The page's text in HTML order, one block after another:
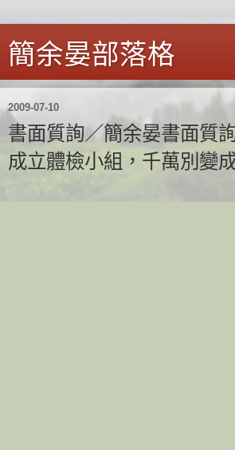
簡余晏部落格
2009-07-10
書面質詢／簡余晏書面質
成立體檢小組，千萬別變